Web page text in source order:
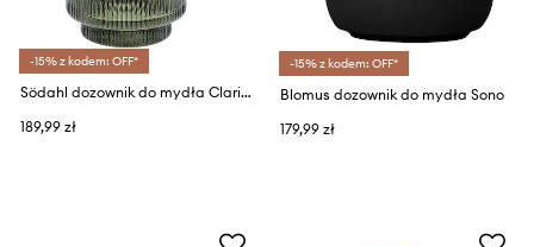
-15% z kodem: OFF*
Södahl dozownik do mydła Clarity 400 ml
189,99 zł
-15% z kodem: OFF*
Blomus dozownik do mydła Sono
179,99 zł